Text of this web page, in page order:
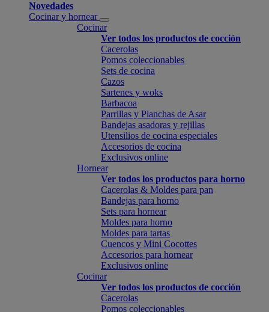
Novedades
Cocinar y hornear
Cocinar
Ver todos los productos de cocción
Cacerolas
Pomos coleccionables
Sets de cocina
Cazos
Sartenes y woks
Barbacoa
Parrillas y Planchas de Asar
Bandejas asadoras y rejillas
Utensilios de cocina especiales
Accesorios de cocina
Exclusivos online
Hornear
Ver todos los productos para horno
Cacerolas & Moldes para pan
Bandejas para horno
Sets para hornear
Moldes para horno
Moldes para tartas
Cuencos y Mini Cocottes
Accesorios para hornear
Exclusivos online
Cocinar
Ver todos los productos de cocción
Cacerolas
Pomos coleccionables